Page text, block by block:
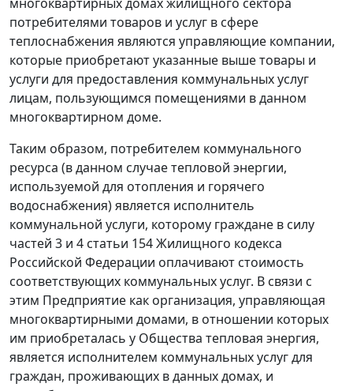
многоквартирных домах жилищного сектора
потребителями товаров и услуг в сфере
теплоснабжения являются управляющие компании,
которые приобретают указанные выше товары и
услуги для предоставления коммунальных услуг
лицам, пользующимся помещениями в данном
многоквартирном доме.
Таким образом, потребителем коммунального
ресурса (в данном случае тепловой энергии,
используемой для отопления и горячего
водоснабжения) является исполнитель
коммунальной услуги, которому граждане в силу
частей 3 и 4 статьи 154Жилищного кодекса
Российской Федерации оплачивают стоимость
соответствующих коммунальных услуг. В связи с
этим Предприятие как организация, управляющая
многоквартирными домами, в отношении которых
им приобреталась у Общества тепловая энергия,
является исполнителем коммунальных услуг для
граждан, проживающих в данных домах, и